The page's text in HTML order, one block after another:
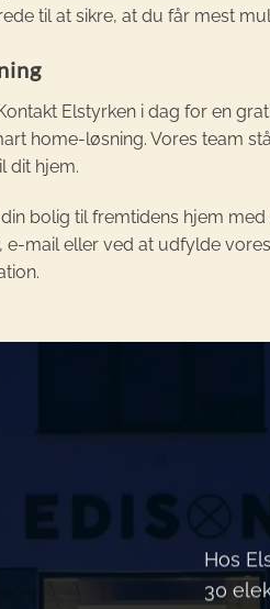
til at sikre, at du får mest
Elstyrken i dag for en
home-løsning. Vores team
dit hjem.
bolig til fremtidens hjem
e-mail eller ved at udfylde
Hos
30